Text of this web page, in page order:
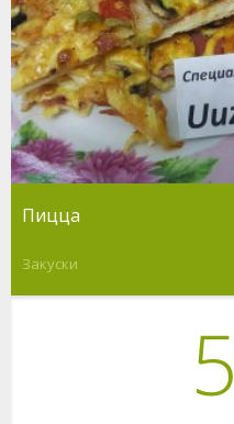
Пицца
Закуски
5